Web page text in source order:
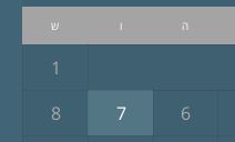
ה ו ש
1
6
7
8